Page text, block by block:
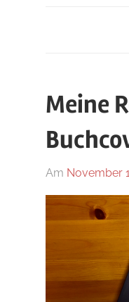
Meine
Am November